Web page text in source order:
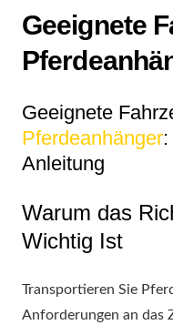
Geeignete
Geeignete
Pferdeanhänger
Anleitung
Warum das
Wichtig Ist
Transportieren Sie
Anforderungen an das